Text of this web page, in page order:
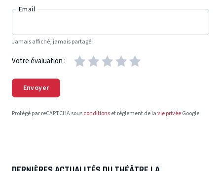
Email
Jamais affiché, jamais partagé !
Votre évaluation :
Envoyer
Protégé par reCAPTCHA sousconditionset règlement de lavie privéeGoogle.